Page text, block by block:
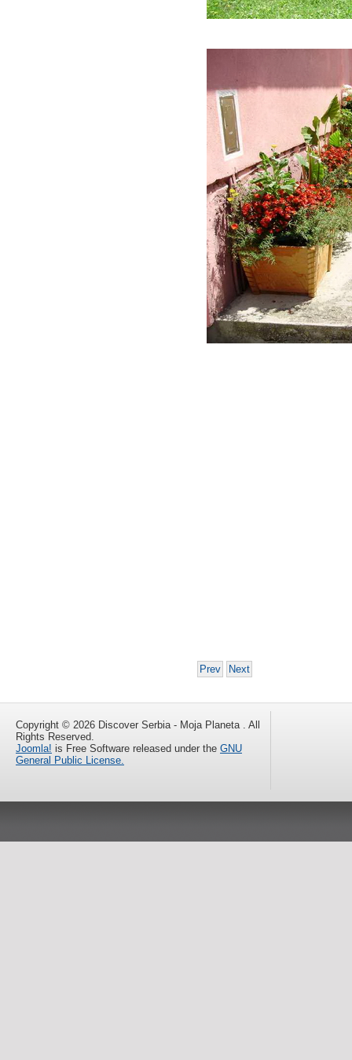
Prev Next
Copyright © 2026 Discover Serbia - Moja Planeta . All
Rights Reserved.
Joomla! is Free Software released under the GNU
General Public License.